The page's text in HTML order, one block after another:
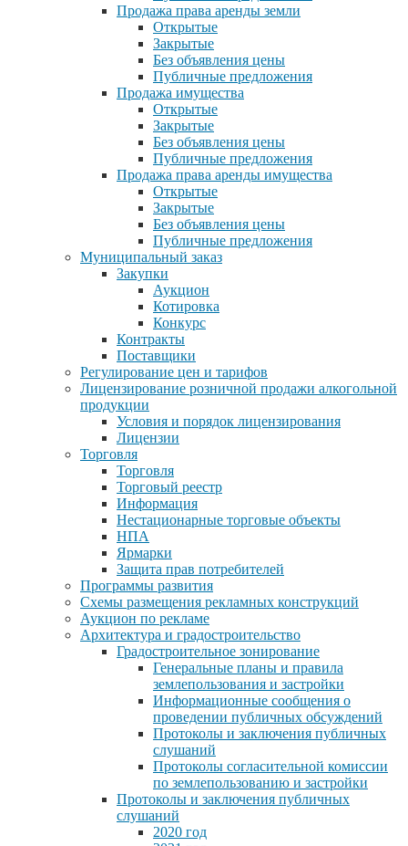
Продажа права аренды земли
Открытые
Закрытые
Без объявления цены
Публичные предложения
Продажа имущества
Открытые
Закрытые
Без объявления цены
Публичные предложения
Продажа права аренды имущества
Открытые
Закрытые
Без объявления цены
Публичные предложения
Муниципальный заказ
Закупки
Аукцион
Котировка
Конкурс
Контракты
Поставщики
Регулирование цен и тарифов
Лицензирование розничной продажи алкогольной
продукции
Условия и порядок лицензирования
Лицензии
Торговля
Торговля
Торговый реестр
Информация
Нестационарные торговые объекты
НПА
Ярмарки
Защита прав потребителей
Программы развития
Схемы размещения рекламных конструкций
Аукцион по рекламе
Архитектура и градостроительство
Градостроительное зонирование
Генеральные планы и правила
землепользования и застройки
Информационные сообщения о
проведении публичных обсуждений
Протоколы и заключения публичных
слушаний
Протоколы согласительной комиссии
по землепользованию и застройки
Протоколы и заключения публичных
слушаний
2020 год